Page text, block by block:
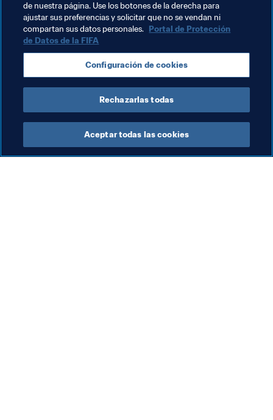
2018 sirvió para adelantar a Inglaterra en su eliminatoria
de octavos de final ante Colombia, el 3 de julio. El
atacante ejecutó un penal lanzando por el centro y
engañando así al guardameta colombiano, David
Ospina, que se tiró a la derecha.
de nuestra página. Use los botones de la derecha para
ajustar sus preferencias y solicitar que no se vendan ni
compartan sus datos personales. Portal de Protección
de Datos de la FIFA
Configuración de cookies
Rechazarlas todas
Aceptar todas las cookies